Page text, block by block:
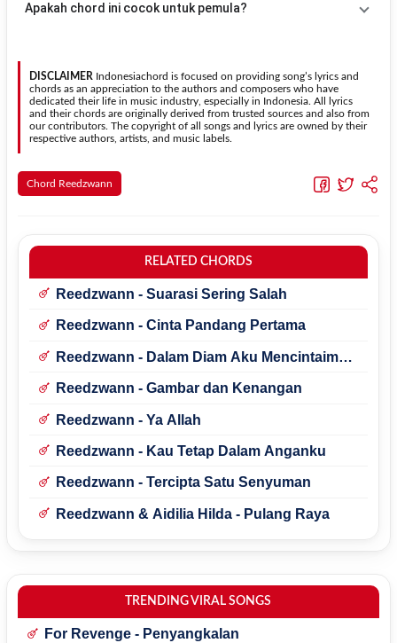
kebutuhan.
Transpose (bawah)untuk menurunkan nada. Seluruh chord akan
Apakah chord ini cocok untuk pemula?
dipelajari oleh pemula tanpa menghilangkan struktur dasar lagu.
DISCLAIMER Indonesiachord is focused on providing song’s lyrics and
chords as an appreciation to the authors and composers who have
dedicated their life in music industry, especially in Indonesia. All lyrics
and their chords are originally derived from trusted sources and also from
our contributors. The copyright of all songs and lyrics are owned by their
respective authors, artists, and music labels.
Chord Reedzwann
RELATED CHORDS
Reedzwann - Suarasi Sering Salah
Reedzwann - Cinta Pandang Pertama
Reedzwann - Dalam Diam Aku Mencintaimu
Reedzwann - Gambar dan Kenangan
Reedzwann - Ya Allah
Reedzwann - Kau Tetap Dalam Anganku
Reedzwann - Tercipta Satu Senyuman
Reedzwann & Aidilia Hilda - Pulang Raya
TRENDING VIRAL SONGS
For Revenge - Penyangkalan